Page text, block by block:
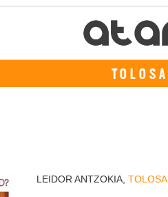
TOLOSA
LEIDOR ANTZOKIA, TOLOSA